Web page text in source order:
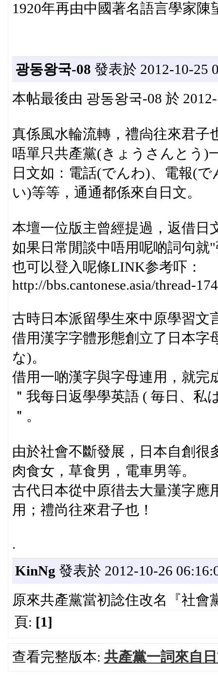
1920年再由中國著名語言學家陳
광동왕국-08 發表於 2012-10-25
本帖最後由 광동왕국-08 於
真係風水輪流轉，禮尙往來君子
唔單只共產黨(きょうさんとう)
日文如：電話(でんわ)、電報(
い)等等，通通都係來自日文。
本壇一位版主曾經提過，返借日
如果日常閒談中唔用呢啲詞句就
也可以登入呢條LINK参考吓：
http://bbs.cantonese.asia/thread-
古時日本派留學生來中原學習文
借用漢字字體形態創立了日本
な)。
借用一啲漢字與字母連用，就完
＂我每日返學學英語 ( 毎日、
＂。
由於社會不斷發展，日本自創很
肉食女，草食男，電車男等。
古代日本從中原徣去大量漢字應
用；禮尚往來君子也！
.
KinNg 發表於 2012-10-26
原來共產黨當初諗住改名『社會
頁: [1]
查看完整版本: 共產黨一詞來自